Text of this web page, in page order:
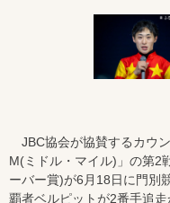
JBC協会が協賛するカウ
M(ミドル・マイル)」の第2
ーバー賞)が6月18日に門別
覇者ベルピットが2番手追